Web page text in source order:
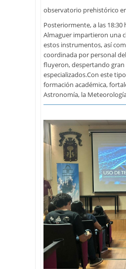
observatorio prehistórico
Posteriormente, a las 18:30
Almaguer impartieron una
estos instrumentos, así
coordinada por personal
fluyeron, despertando
especializados.Con este
formación académica,
Astronomía, la